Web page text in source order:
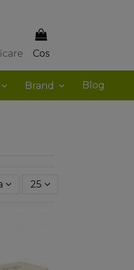
Cos
Brand Blog
25